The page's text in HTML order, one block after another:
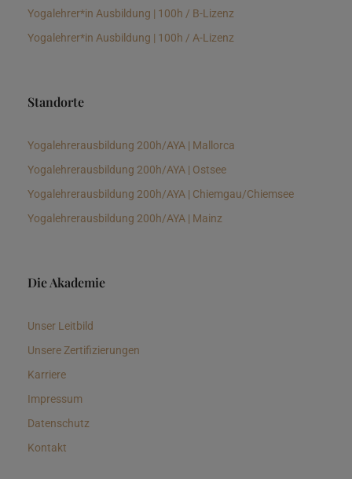
Yogalehrer*in Ausbildung | 100h / B-Lizenz
Yogalehrer*in Ausbildung | 100h / A-Lizenz
Standorte
Yogalehrerausbildung 200h/AYA | Mallorca
Yogalehrerausbildung 200h/AYA | Ostsee
Yogalehrerausbildung 200h/AYA | Chiemgau/Chiemsee
Yogalehrerausbildung 200h/AYA | Mainz
Die Akademie
Unser Leitbild
Unsere Zertifizierungen
Karriere
Impressum
Datenschutz
Kontakt